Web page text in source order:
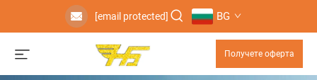
[email protected] BG
Получете оферта